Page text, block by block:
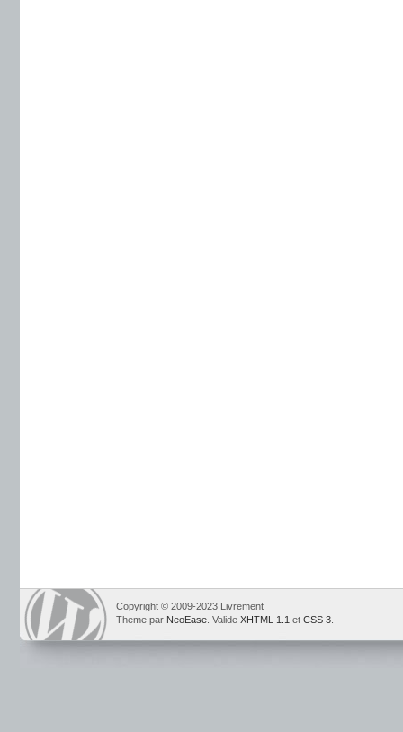
Copyright © 2009-2023 Livrement
Theme par NeoEase . Valide XHTML 1.1 et CSS 3